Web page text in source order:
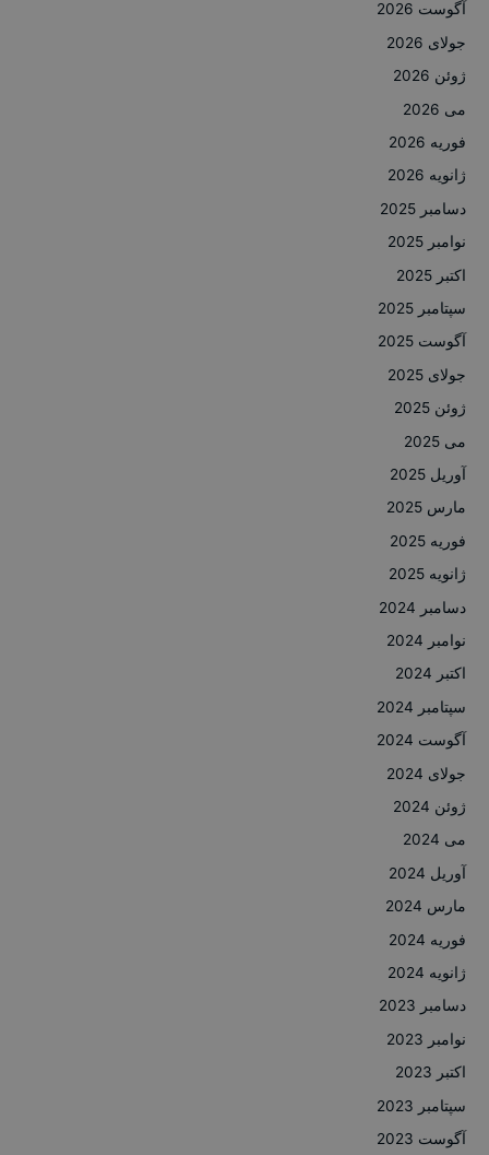
آگوست 2026
جولای 2026
ژوئن 2026
می 2026
فوریه 2026
ژانویه 2026
دسامبر 2025
نوامبر 2025
اکتبر 2025
سپتامبر 2025
آگوست 2025
جولای 2025
ژوئن 2025
می 2025
آوریل 2025
مارس 2025
فوریه 2025
ژانویه 2025
دسامبر 2024
نوامبر 2024
اکتبر 2024
سپتامبر 2024
آگوست 2024
جولای 2024
ژوئن 2024
می 2024
آوریل 2024
مارس 2024
فوریه 2024
ژانویه 2024
دسامبر 2023
نوامبر 2023
اکتبر 2023
سپتامبر 2023
آگوست 2023